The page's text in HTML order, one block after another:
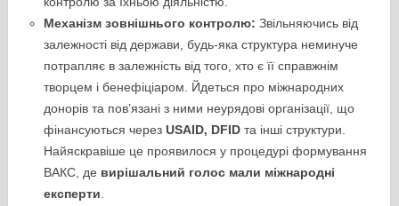
Механізм зовнішнього контролю: Звільняючись від
залежності від держави, будь-яка структура неминуче
потрапляє в залежність від того, хто є її справжнім
творцем і бенефіціаром. Йдеться про міжнародних
донорів та пов’язані з ними неурядові організації, що
фінансуються через USAID, DFIDта інші структури.
Найяскравіше це проявилося у процедурі формування
ВАКС, де вирішальний голос мали міжнародні
експерти